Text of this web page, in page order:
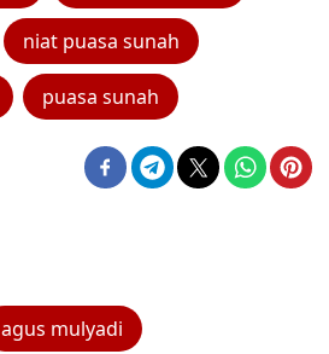
niat puasa sunah
puasa sunah
agus mulyadi